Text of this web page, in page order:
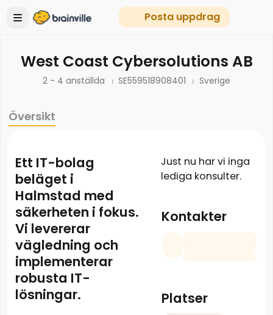
Posta uppdrag
West Coast Cybersolutions AB
2 - 4 anställda SE559518908401 Sverige
Översikt
Ett IT-bolag
beläget i
Halmstad med
säkerheten i fokus.
Vi levererar
vägledning och
implementerar
robusta IT-
lösningar.
Just nu har vi inga
lediga konsulter.
Kontakter
Platser